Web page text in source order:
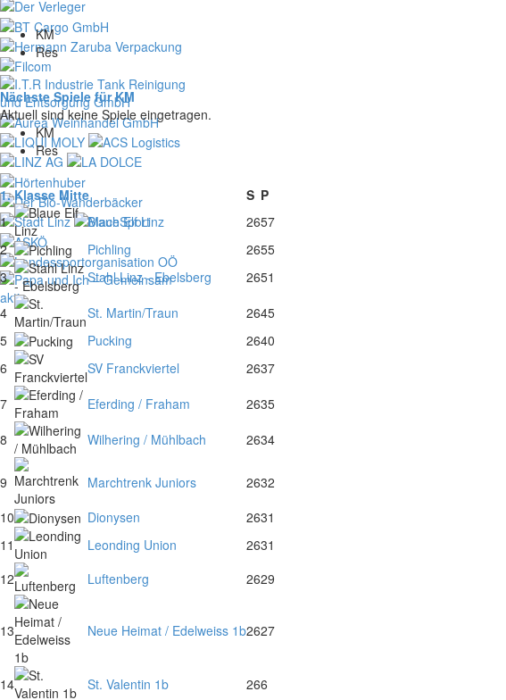
KM
Res
Nächste Spiele für KM
Aktuell sind keine Spiele eingetragen.
KM
Res
1. Klasse Mitte S P
1
Blaue Elf Linz 2657
2
Pichling 2655
3
Stahl Linz - Ebelsberg 2651
4
St. Martin/Traun 2645
5
Pucking 2640
6
SV Franckviertel 2637
7
Eferding / Fraham 2635
8
Wilhering / Mühlbach 2634
9 Marchtrenk Juniors 2632
10
Dionysen 2631
11
Leonding Union 2631
12
Luftenberg 2629
13 Neue Heimat / Edelweiss 1b2627
14 St. Valentin 1b 266